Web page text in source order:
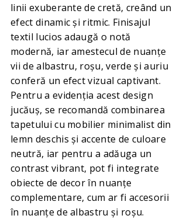
linii exuberante de cretă, creând un
efect dinamic și ritmic. Finisajul
textil lucios adaugă o notă
modernă, iar amestecul de nuanțe
vii de albastru, roșu, verde și auriu
conferă un efect vizual captivant.
Pentru a evidenția acest design
jucăuș, se recomandă combinarea
tapetului cu mobilier minimalist din
lemn deschis și accente de culoare
neutră, iar pentru a adăuga un
contrast vibrant, pot fi integrate
obiecte de decor în nuanțe
complementare, cum ar fi accesorii
în nuanțe de albastru și roșu.